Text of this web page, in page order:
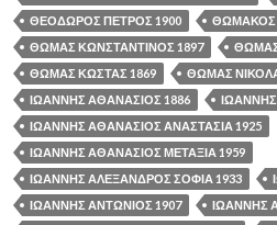
ΘΕΟΔΩΡΟΣ ΠΕΤΡΟΣ 1900
ΘΩΜΑΚΟΣ
ΘΩΜΑΣ ΚΩΝΣΤΑΝΤΙΝΟΣ 1897
ΘΩΜΑΣ
ΘΩΜΑΣ ΚΩΣΤΑΣ 1869
ΘΩΜΑΣ
ΙΩΑΝΝΗΣ ΑΘΑΝΑΣΙΟΣ 1886
ΙΩΑΝΝΗΣ ΑΘΑΝΑΣΙΟΣ ΑΝΑΣΤΑΣΙΑ 1925
ΙΩΑΝΝΗΣ ΑΘΑΝΑΣΙΟΣ ΜΕΤΑΞΙΑ 1959
ΙΩΑΝΝΗΣ ΑΛΕΞΑΝΔΡΟΣ ΣΟΦΙΑ 1933
ΙΩΑΝΝΗΣ ΑΝΤΩΝΙΟΣ 1907
ΙΩΑΝΝΗΣ